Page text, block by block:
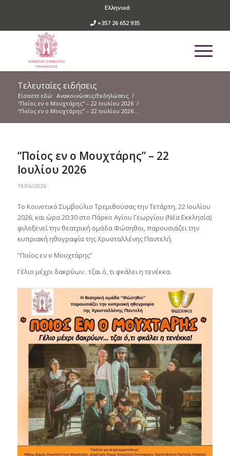
Ελληνικά
+357 26 652 935
Τελευταίες ειδήσεις
Είσαστε εδώ: Ανακοινώσεις/Εκδηλώσεις /
“Ποίος εν ο Μουχτάρης” – 22 Ιουλίου 2026 /
“Ποίος εν ο Μουχτάρης” – 22 Ιουλίου 2026...
“Ποίος εν ο Μουχτάρης” – 22
Ιουλίου 2026
19/06/2026
Το Κοινοτικό Συμβούλιο Τρεμιθούσας την Τετάρτη, 22 Ιουλίου
2026, και ώρα 20:30 στο Πάρκο Αγίου Γεωργίου (Νέα Εκκλησία)
φιλοξενεί την θεατρική ομάδα Φώσηθοι, παρουσιάζει την
κυπριακή ηθογραφία της Χρυσταλλένης Παντελή.
“Ποίος εν ο Μουχτάρης”
Γέλιο μέχρι δακρύων.. τζαι ό, τι φκάλει η τενέκκα.